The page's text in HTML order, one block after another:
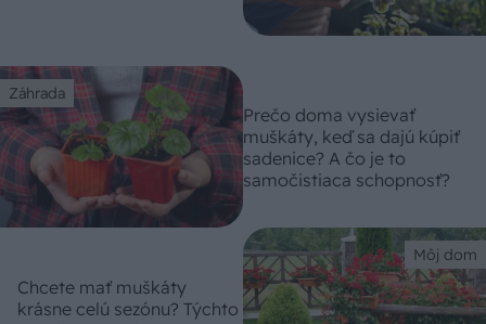
Záhrada
Prečo doma vysievať
muškáty, keď sa dajú kúpiť
sadenice? A čo je to
samočistiaca schopnosť?
Môj dom
Chcete mať muškáty
krásne celú sezónu? Týchto